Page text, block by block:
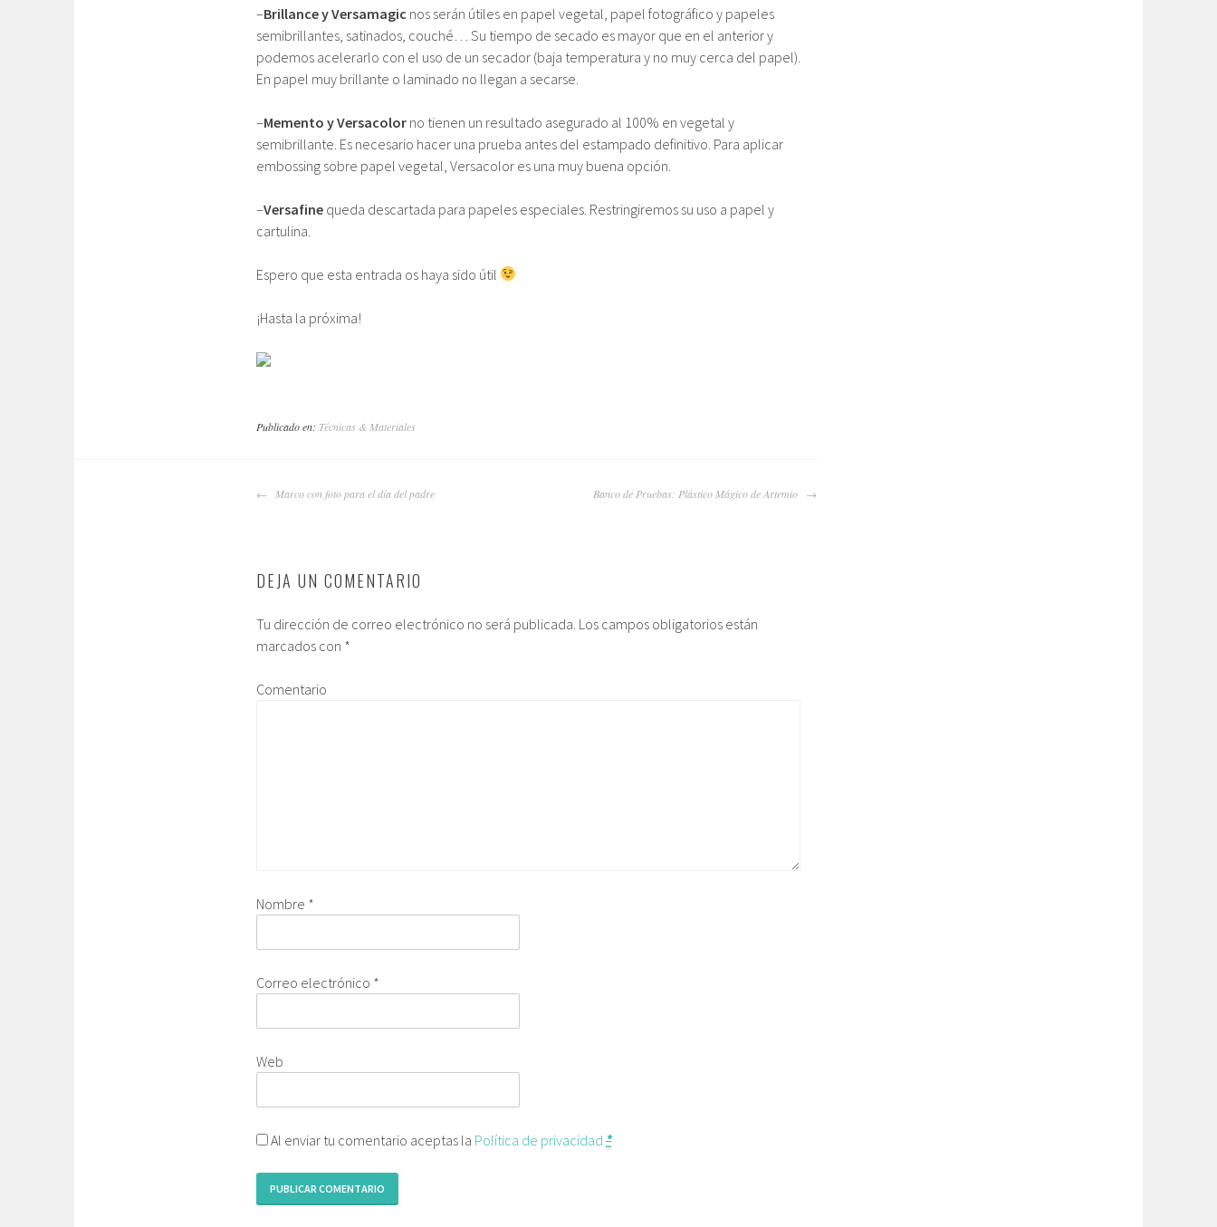
–Brillance y Versamagic nos serán útiles en papel vegetal, papel fotográfico y papeles
semibrillantes, satinados, couché… Su tiempo de secado es mayor que en el anterior y
podemos acelerarlo con el uso de un secador (baja temperatura y no muy cerca del papel).
En papel muy brillante o laminado no llegan a secarse.
–Memento y Versacolor no tienen un resultado asegurado al 100% en vegetal y
semibrillante. Es necesario hacer una prueba antes del estampado definitivo. Para aplicar
embossing sobre papel vegetal, Versacolor es una muy buena opción.
–Versafine queda descartada para papeles especiales. Restringiremos su uso a papel y
cartulina.
Espero que esta entrada os haya sido útil
¡Hasta la próxima!
Publicado en: Técnicas & Materiales
NAVEGADOR
Marco con foto para el día del padre Banco de Pruebas: Plástico Mágico de Artemio
DEJA UN COMENTARIO
Tu dirección de correo electrónico no será publicada. Los campos obligatorios están
marcados con *
Comentario
Nombre *
Correo electrónico *
Web
Al enviar tu comentario aceptas la Política de privacidad *